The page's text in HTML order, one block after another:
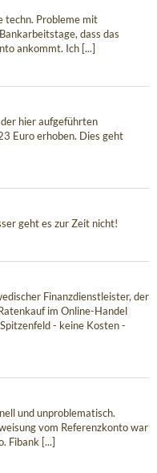
techn. Probleme mit
dass das
ankommt. Ich [...]
hier aufgeführten
Euro erhoben. Dies geht
geht es zur Zeit nicht!
Finanzdienstleister, der
im Online-Handel
- keine Kosten -
und unproblematisch.
vom Referenzkonto war
Fibank [...]